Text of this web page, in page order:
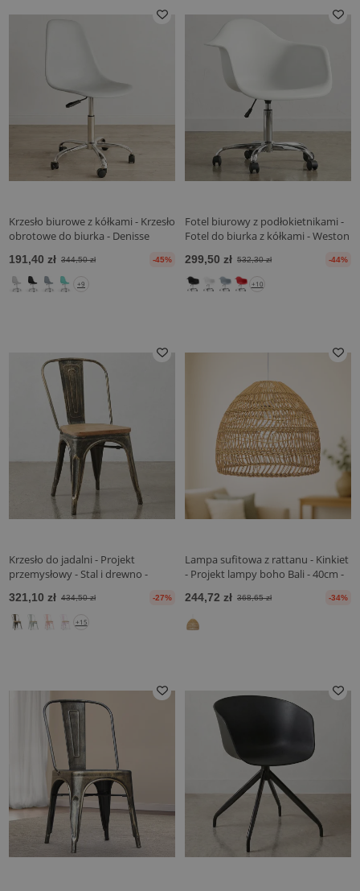
Krzesło biurowe z kółkami - Krzesło
obrotowe do biurka - Denisse
191,40 zł 344,50 zł -45%
+9
Fotel biurowy z podłokietnikami -
Fotel do biurka z kółkami - Weston
299,50 zł 532,30 zł -44%
+10
Krzesło do jadalni - Projekt
przemysłowy - Stal i drewno -
321,10 zł 434,50 zł -27%
+15
Lampa sufitowa z rattanu - Kinkiet
- Projekt lampy boho Bali - 40cm -
244,72 zł 368,65 zł -34%